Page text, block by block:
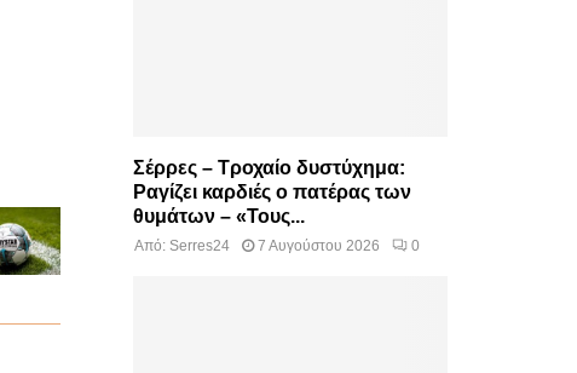
Σέρρες – Τροχαίο δυστύχημα:
Ραγίζει καρδιές ο πατέρας των
θυμάτων – «Τους...
Από: Serres24 7 Αυγούστου 2026 0